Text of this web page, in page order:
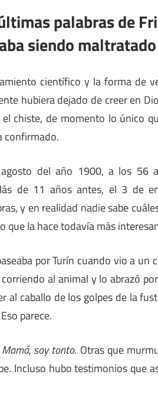
palabras de
siendo
científico y la forma de
hubiera dejado de creer en
chiste, de momento lo único
confirmado.
del año 1900, a los 56
de 11 años antes, el 3 de
y en realidad nadie sabe
que la hace todavía más
por Turín cuando vio a
al animal y lo abrazó
al caballo de los golpes de la
parece.
Mamá, soy tonto. Otras que
Incluso hubo testimonios que